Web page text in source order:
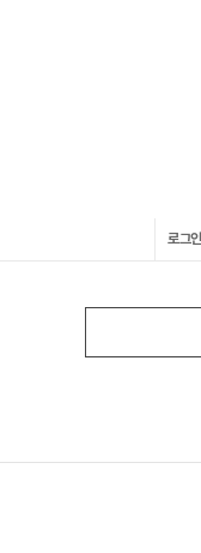
로그인